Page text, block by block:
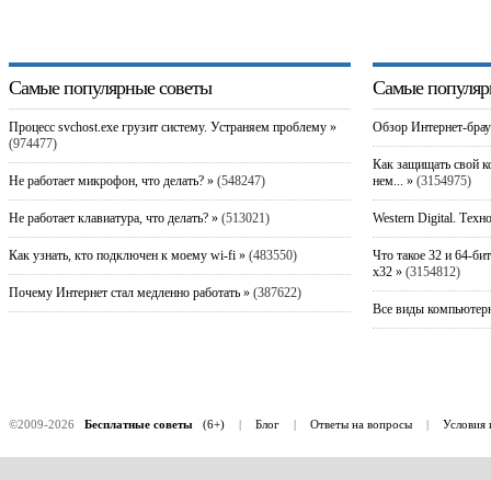
Самые популярные советы
Процесс svchost.exe грузит систему. Устраняем проблему »
(974477)
Не работает микрофон, что делать? »(548247)
Не работает клавиатура, что делать? »(513021)
Как узнать, кто подключен к моему wi-fi »(483550)
Почему Интернет стал медленно работать »(387622)
Самые
Обзор Интернет-
Как защищать свой
нем... »(3154975)
Western Digital.
Что такое 32 и 64-
x32 »(3154812)
Все виды
©2009-2026 Бесплатные советы(6+) | Блог | Ответы на вопросы | Условия